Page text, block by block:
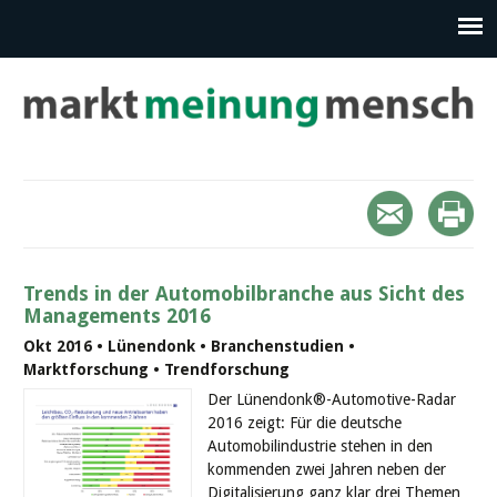
Trends in der Automobilbranche aus Sicht des
Managements 2016
Okt 2016 • Lünendonk • Branchenstudien •
Marktforschung • Trendforschung
Der Lünendonk®-Automotive-Radar
2016 zeigt: Für die deutsche
Automobilindustrie stehen in den
kommenden zwei Jahren neben der
Digitalisierung ganz klar drei Themen